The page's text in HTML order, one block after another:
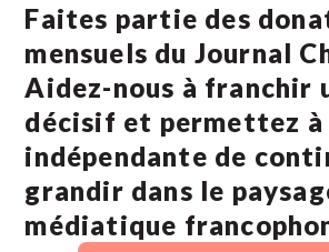
Faites partie des
mensuels du Journal
Aidez-nous à franchir
décisif et permettez à
indépendante de
grandir dans le
médiatique